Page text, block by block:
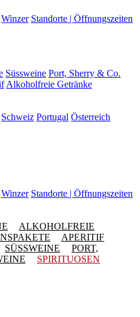
Winzer Standorte | Öffnungszeiten
Süssweine Port, Sherry & Co.
Alkoholfreie Getränke
Schweiz Portugal Österreich
Winzer Standorte | Öffnungszeiten
ALKOHOLFREIE
APERITIF
SÜSSWEINE
PORT,
SPIRITUOSEN